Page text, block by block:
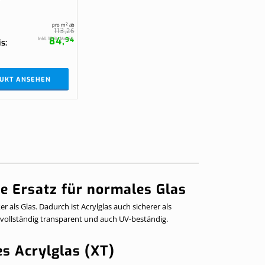
113,26
pro m² ab
84,94
Inkl. 19 % MwSt.
ANSEHEN
Ersatz für normales Glas
als Glas. Dadurch ist Acrylglas auch sicherer als
transparent und auch UV-beständig.
Acrylglas (XT)